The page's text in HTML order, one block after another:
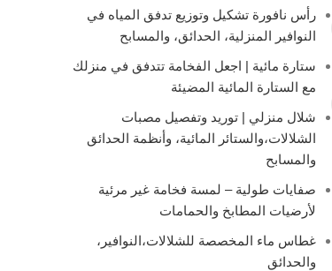
رأس نافورة تشكيل وتوزيع تدفق المياه في
النوافير المنزلية، الحدائق، والمسابح
ستارة مائية | اجعل الفخامة تتدفق في منزلك
مع الستارة المائية المضيئة
شلال منزلي | توريد وتفصيل مصبات
الشلالات،والستائر المائية، وأنظمة الحدائق
والمسابح
صفايات طولية – لمسة فخامة غير مرئية
لأرضيات المطابخ والحمامات
غطاس ماء المخصصة للشلالات،النوافير،
والحدائق